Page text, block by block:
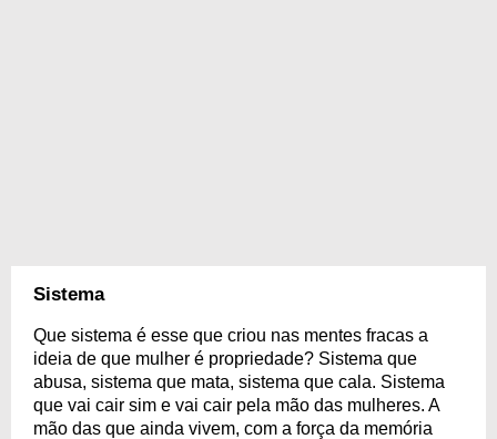
Sistema
Que sistema é esse que criou nas mentes fracas a
ideia de que mulher é propriedade? Sistema que
abusa, sistema que mata, sistema que cala. Sistema
que vai cair sim e vai cair pela mão das mulheres. A
mão das que ainda vivem, com a força da memória